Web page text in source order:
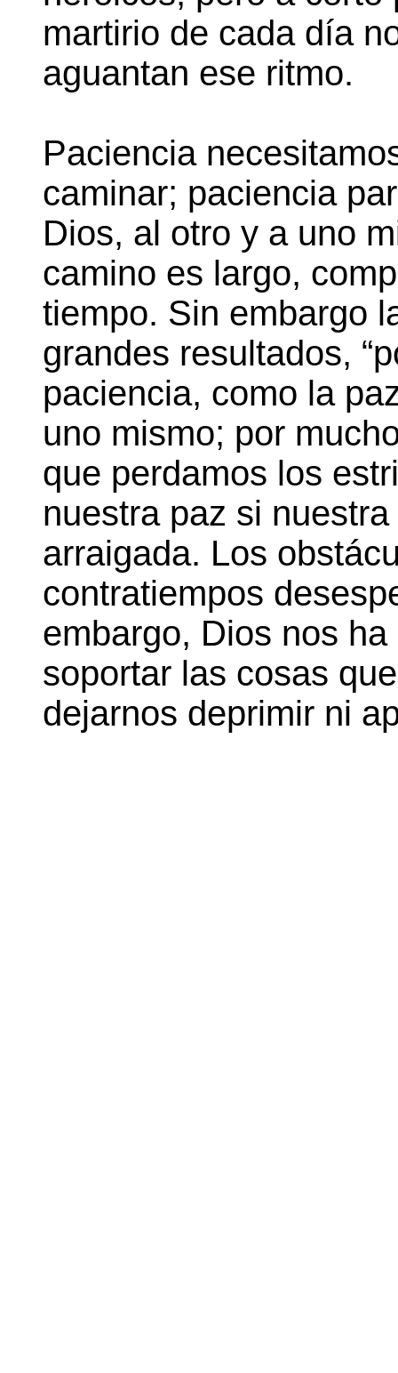
martirio de cada día
aguantan ese ritmo.
Paciencia
caminar; paciencia
Dios, al otro y a uno
camino es largo,
tiempo. Sin embargo
grandes resultados,
paciencia, como la
uno mismo; por
que perdamos los
nuestra paz si
arraigada. Los
contratiempos
embargo, Dios nos
soportar las cosas
dejarnos deprimir ni